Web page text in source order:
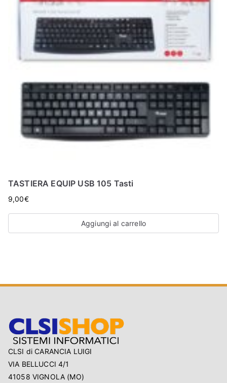
TASTIERA EQUIP USB 105 Tasti
9,00€
Aggiungi al carrello
CLSI di CARANCIA LUIGI
VIA BELLUCCI 4/1
41058 VIGNOLA (MO)